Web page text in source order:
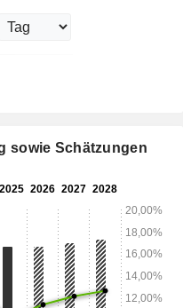
sowie Schätzungen